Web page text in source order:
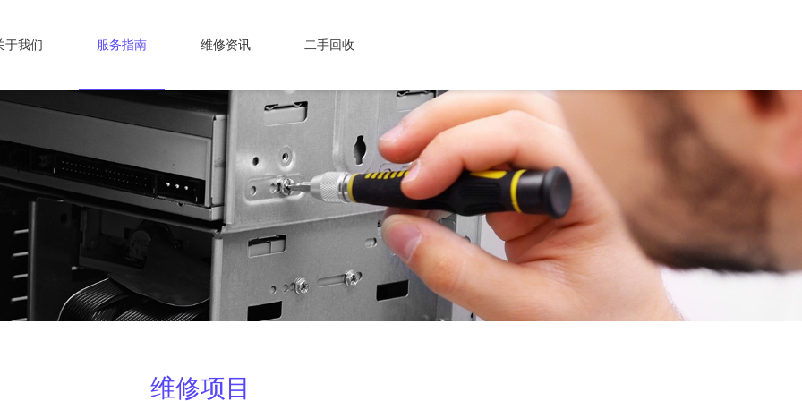
于我们 服务指南 维修资讯 二手回收
维修项目